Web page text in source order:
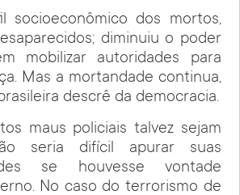
socioeconômico dos mortos,
diminuiu o poder
mobilizar autoridades para
Mas a mortandade continua,
descrê da democracia.
maus policiais talvez sejam
seria difícil apurar suas
se houvesse vontade
No caso do terrorismo de